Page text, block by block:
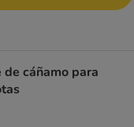
cáñamo para